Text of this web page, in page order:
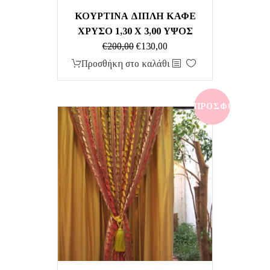
ΚΟΥΡΤΙΝΑ ΔΙΠΛΗ ΚΑΦΕ
ΧΡΥΣΟ 1,30 Χ 3,00 ΥΨΟΣ
€200,00 Original
price
€130,00Η
τρέχουσα
€130,00.
Προσθήκη στο καλάθι
ΠΡΟΣΦΟΡΆ!